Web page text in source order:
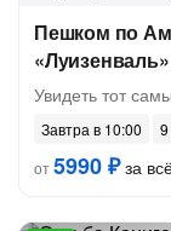
Пешком по
«Луизенваль»
Увидеть тот
Завтра в 10:00
9
от5990 ₽за